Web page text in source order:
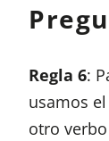
Regla 6:
usamos
otro